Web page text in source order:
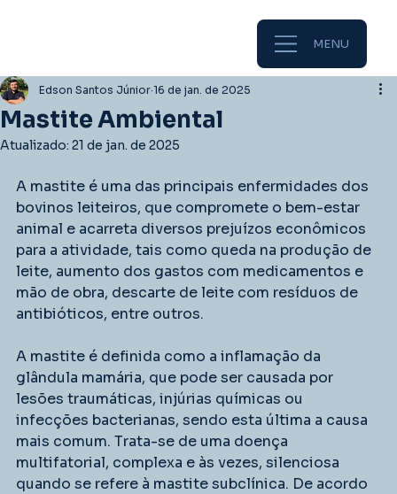
MENU
Mastite Ambiental
Edson Santos Júnior 16 de jan. de 2025
Atualizado: 21 de jan. de 2025
A mastite é uma das principais enfermidades dos
bovinos leiteiros, que compromete o bem-estar
animal e acarreta diversos prejuízos econômicos
para a atividade, tais como queda na produção de
leite, aumento dos gastos com medicamentos e
mão de obra, descarte de leite com resíduos de
antibióticos, entre outros.
A mastite é definida como a inflamação da
glândula mamária, que pode ser causada por
lesões traumáticas, injúrias químicas ou
infecções bacterianas, sendo esta última a causa
mais comum. Trata-se de uma doença
multifatorial, complexa e às vezes, silenciosa
quando se refere à mastite subclínica. De acordo